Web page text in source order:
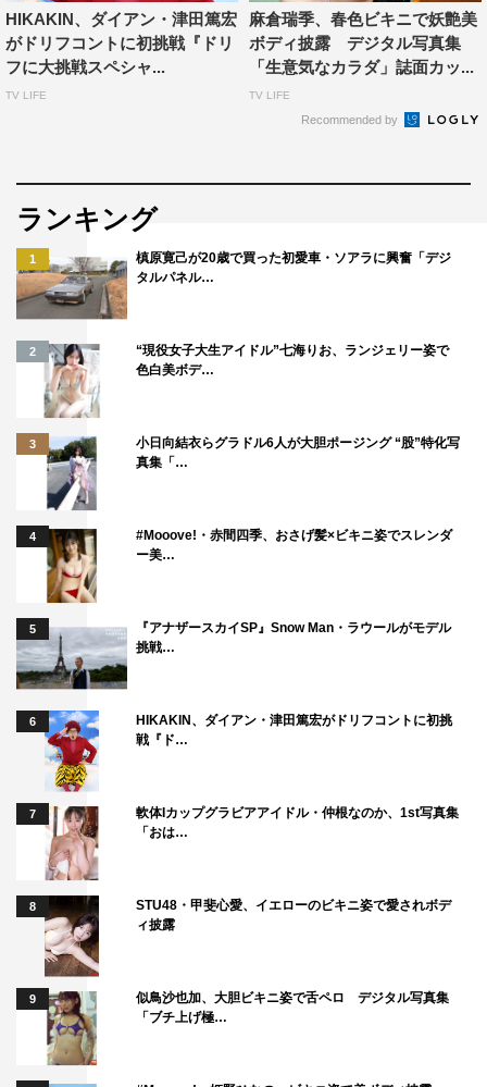
HIKAKIN、ダイアン・津田篤宏
がドリフコントに初挑戦『ドリ
フに大挑戦スペシャ...
TV LIFE
麻倉瑞季、春色ビキニで妖艶美
ボディ披露 デジタル写真集
「生意気なカラダ」誌面カッ...
TV LIFE
Recommended by
ランキング
1
槙原寛己が20歳で買った初愛車・ソアラに興奮「デジ
タルパネル…
2
“現役女子大生アイドル”七海りお、ランジェリー姿で
色白美ボデ…
3
小日向結衣らグラドル6人が大胆ポージング “股”特化写
真集「…
4
#Mooove!・赤間四季、おさげ髪×ビキニ姿でスレンダ
ー美…
5
『アナザースカイSP』Snow Man・ラウールがモデル
挑戦…
6
HIKAKIN、ダイアン・津田篤宏がドリフコントに初挑
戦『ド…
7
軟体Iカップグラビアアイドル・仲根なのか、1st写真集
「おは…
8
STU48・甲斐心愛、イエローのビキニ姿で愛されボデ
ィ披露
9
似鳥沙也加、大胆ビキニ姿で舌ペロ デジタル写真集
「ブチ上げ極…